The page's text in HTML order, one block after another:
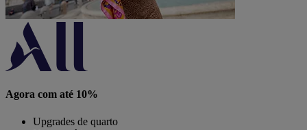
Agora com até 10%
Upgrades de quarto